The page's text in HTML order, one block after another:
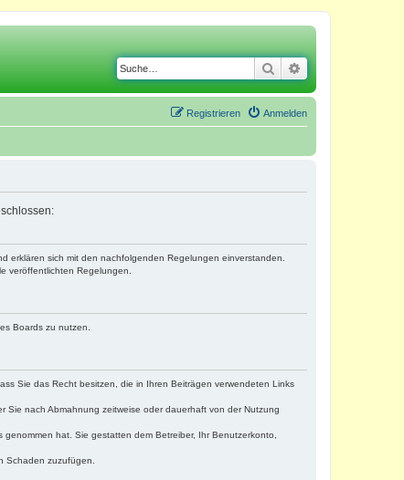
Suche
Anmelden
Registrieren
erklären sich mit den nachfolgenden Regelungen einverstanden.
veröffentlichten Regelungen.
Boards zu nutzen.
Sie das Recht besitzen, die in Ihren Beiträgen verwendeten Links
nach Abmahnung zeitweise oder dauerhaft von der Nutzung
hat. Sie gestatten dem Betreiber, Ihr Benutzerkonto,
Schaden zuzufügen.